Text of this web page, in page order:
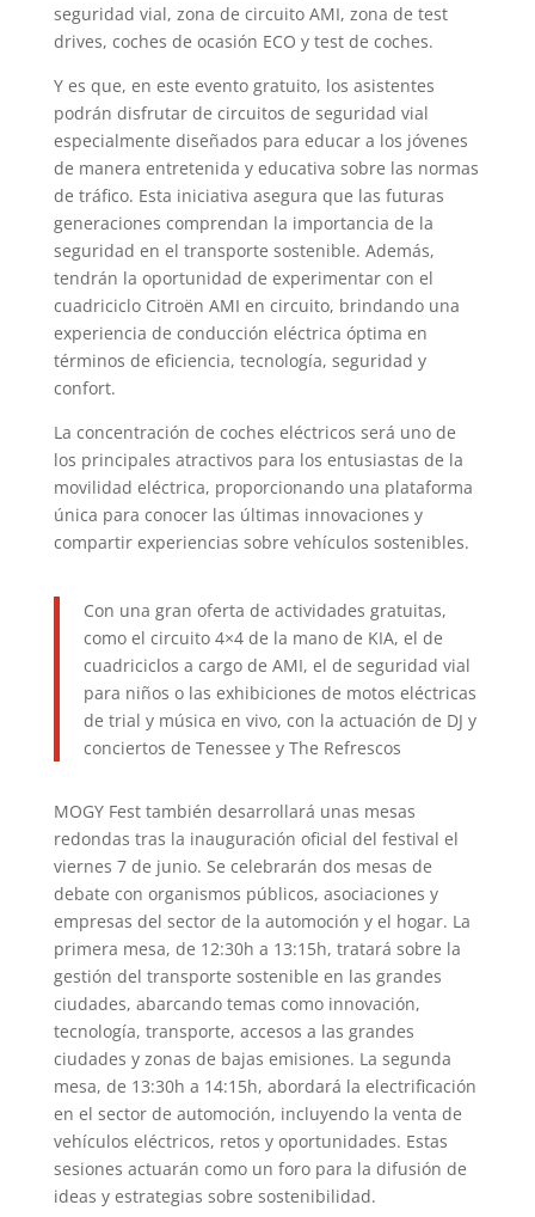
seguridad vial, zona de circuito AMI, zona de test
drives, coches de ocasión ECO y test de coches.
Y es que, en este evento gratuito, los asistentes
podrán disfrutar de circuitos de seguridad vial
especialmente diseñados para educar a los jóvenes
de manera entretenida y educativa sobre las normas
de tráfico. Esta iniciativa asegura que las futuras
generaciones comprendan la importancia de la
seguridad en el transporte sostenible. Además,
tendrán la oportunidad de experimentar con el
cuadriciclo Citroën AMI en circuito, brindando una
experiencia de conducción eléctrica óptima en
términos de eficiencia, tecnología, seguridad y
confort.
La concentración de coches eléctricos será uno de
los principales atractivos para los entusiastas de la
movilidad eléctrica, proporcionando una plataforma
única para conocer las últimas innovaciones y
compartir experiencias sobre vehículos sostenibles.
Con una gran oferta de actividades gratuitas,
como el circuito 4×4 de la mano de KIA, el de
cuadriciclos a cargo de AMI, el de seguridad vial
para niños o las exhibiciones de motos eléctricas
de trial y música en vivo, con la actuación de DJ y
conciertos de Tenessee y The Refrescos
MOGY Fest también desarrollará unas mesas
redondas tras la inauguración oficial del festival el
viernes 7 de junio. Se celebrarán dos mesas de
debate con organismos públicos, asociaciones y
empresas del sector de la automoción y el hogar. La
primera mesa, de 12:30h a 13:15h, tratará sobre la
gestión del transporte sostenible en las grandes
ciudades, abarcando temas como innovación,
tecnología, transporte, accesos a las grandes
ciudades y zonas de bajas emisiones. La segunda
mesa, de 13:30h a 14:15h, abordará la electrificación
en el sector de automoción, incluyendo la venta de
vehículos eléctricos, retos y oportunidades. Estas
sesiones actuarán como un foro para la difusión de
ideas y estrategias sobre sostenibilidad.